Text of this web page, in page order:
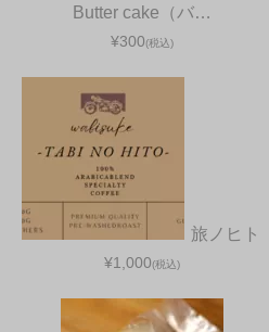
Butter cake（バ…
¥300(税込)
旅ノヒト
¥1,000(税込)